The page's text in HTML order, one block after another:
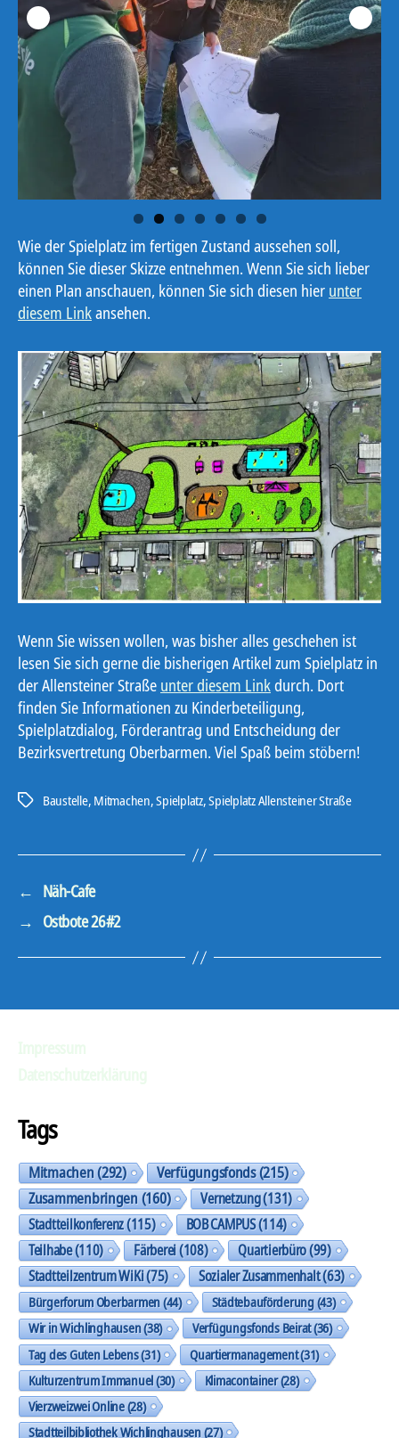
Wie der Spielplatz im fertigen Zustand aussehen soll,
können Sie dieser Skizze entnehmen. Wenn Sie sich lieber
einen Plan anschauen, können Sie sich diesen hier unter
diesem Linkansehen.
Wenn Sie wissen wollen, was bisher alles geschehen ist
lesen Sie sich gerne die bisherigen Artikel zum Spielplatz in
der Allensteiner Straße unter diesem Linkdurch. Dort
finden Sie Informationen zu Kinderbeteiligung,
Spielplatzdialog, Förderantrag und Entscheidung der
Bezirksvertretung Oberbarmen. Viel Spaß beim stöbern!
Schlagwörter
Baustelle, Mitmachen,Spielplatz,Spielplatz Allensteiner Straße
← Näh-Cafe
→ Ostbote 26#2
Tags
Mitmachen(292) Verfügungsfonds(215)
Zusammenbringen(160) Vernetzung(131)
Stadtteilkonferenz(115) BOB CAMPUS(114)
Teilhabe(110) Färberei(108) Quartierbüro(99)
Stadtteilzentrum WiKi(75) Sozialer Zusammenhalt(63)
Bürgerforum Oberbarmen(44) Städtebauförderung(43)
Wir in Wichlinghausen(38) Verfügungsfonds Beirat(36)
Tag des Guten Lebens(31) Quartiermanagement(31)
Kulturzentrum Immanuel(30) Klimacontainer(28)
Vierzweizwei Online(28)
Stadtteilbibliothek Wichlinghausen(27)